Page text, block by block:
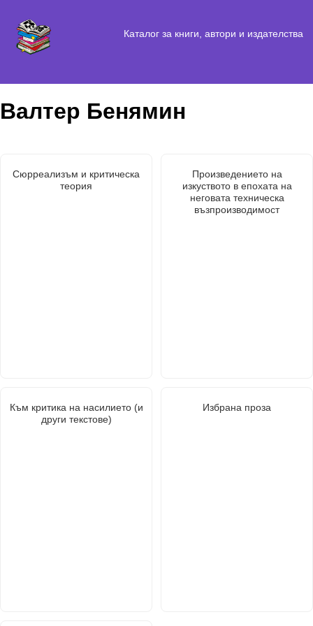
Каталог за книги, автори и издателства
Валтер Бенямин
Сюрреализъм и критическа
теория
Произведението на
изкуството в епохата на
неговата техническа
възпроизводимост
Към критика на насилието (и
други текстове)
Избрана проза